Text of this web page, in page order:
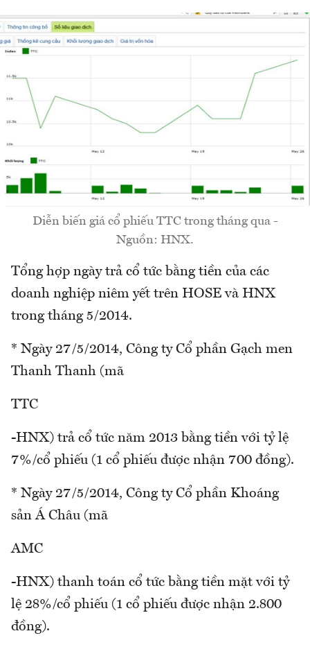
Diễn biến giá cổ phiếu TTC trong tháng qua -
Nguồn: HNX.
Tổng hợp ngày trả cổ tức bằng tiền của các
doanh nghiệp niêm yết trên HOSE và HNX
trong tháng 5/2014.
* Ngày 27/5/2014, Công ty Cổ phần Gạch men
Thanh Thanh (mã
TTC
-HNX) trả cổ tức năm 2013 bằng tiền với tỷ lệ
7%/cổ phiếu (1 cổ phiếu được nhận 700 đồng).
* Ngày 27/5/2014, Công ty Cổ phần Khoáng
sản Á Châu (mã
AMC
-HNX) thanh toán cổ tức bằng tiền mặt với tỷ
lệ 28%/cổ phiếu (1 cổ phiếu được nhận 2.800
đồng).